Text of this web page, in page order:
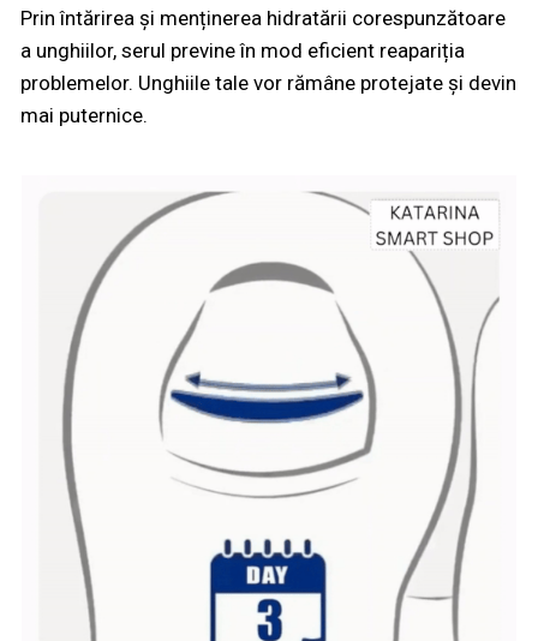
Prin întărirea și menținerea hidratării corespunzătoare
a unghiilor, serul previne în mod eficient reapariția
problemelor. Unghiile tale vor rămâne protejate și devin
mai puternice.